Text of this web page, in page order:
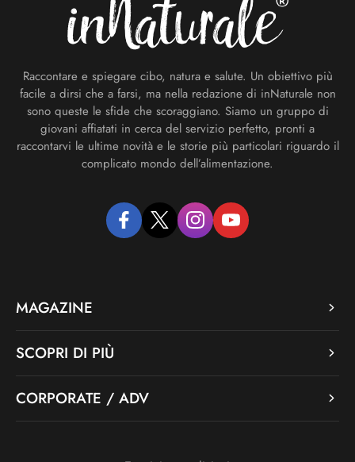
Raccontare e spiegare cibo, natura e salute. Un obiettivo più
facile a dirsi che a farsi, ma nella redazione di inNaturale non
sono queste le sfide che scoraggiano. Siamo un gruppo di
giovani affiatati in cerca del servizio perfetto, pronti a
raccontarvi le ultime novità e le storie più particolari riguardo il
complicato mondo dell’alimentazione.
facebooktwitter instagramyoutube
MAGAZINE
SCOPRI DI PIÙ
CORPORATE / ADV